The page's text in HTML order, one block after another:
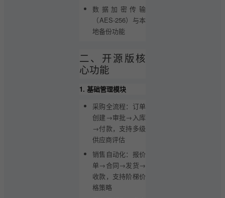
数据加密传输
（AES-256）与本
地备份功能
二、开源版核
心功能
1. 基础管理模块
采购全流程：订单
创建→审批→入库
→付款，支持多级
供应商评估
销售自动化：报价
单→合同→发货→
收款，支持阶梯价
格策略